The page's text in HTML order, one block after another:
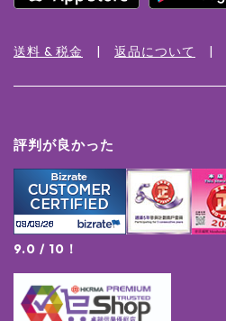
送料 & 税金 返品について
評判が良かった
9.0 / 10！